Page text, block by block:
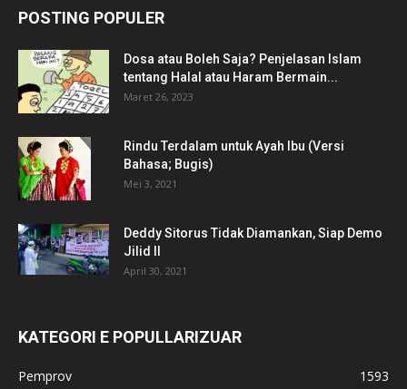
POSTING POPULER
Dosa atau Boleh Saja? Penjelasan Islam
tentang Halal atau Haram Bermain...
Maret 26, 2023
Rindu Terdalam untuk Ayah Ibu (Versi
Bahasa; Bugis)
Mei 3, 2021
Deddy Sitorus Tidak Diamankan, Siap Demo
Jilid II
April 30, 2021
KATEGORI E POPULLARIZUAR
Pemprov
1593